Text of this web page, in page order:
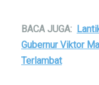
BACA JUGA:
Gubernur Viktor
Terlambat